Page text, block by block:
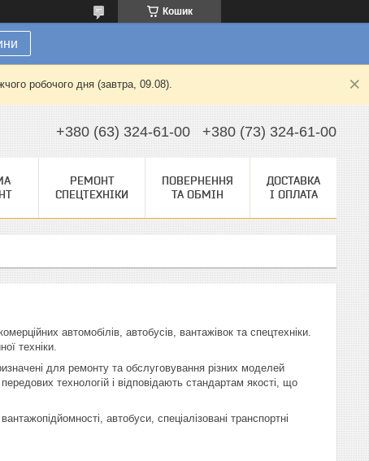
Кошик
робочого дня (завтра, 09.08).
+380 (63) 324-61-00 +380 (73) 324-61-00
РЕМОНТ
СПЕЦТЕХНІКИ
ПОВЕРНЕННЯ
ТА ОБМІН
ДОСТАВКА
І ОПЛАТА
автомобілів, автобусів, вантажівок та спецтехніки.
техніки.
для ремонту та обслуговування різних моделей
технологій і відповідають стандартам якості, що
автобуси, спеціалізовані транспортні